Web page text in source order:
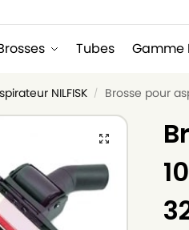
Tubes Gamme
NILFISK / Brosse pour